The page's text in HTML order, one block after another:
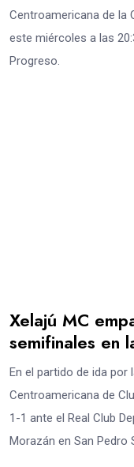
Centroamericana de la
este miércoles a las
Progreso.
Xelajú MC
semifinales en
En el partido de ida por
Centroamericana de
1-1 ante el Real Club
Morazán en San Pedro